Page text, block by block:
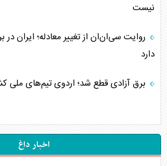
نیست
روایت سی‌ان‌ان از تغییر معادله؛ ایران در
دارد
برق آزادی قطع شد؛ اردوی تیم‌های
اخبار داغ